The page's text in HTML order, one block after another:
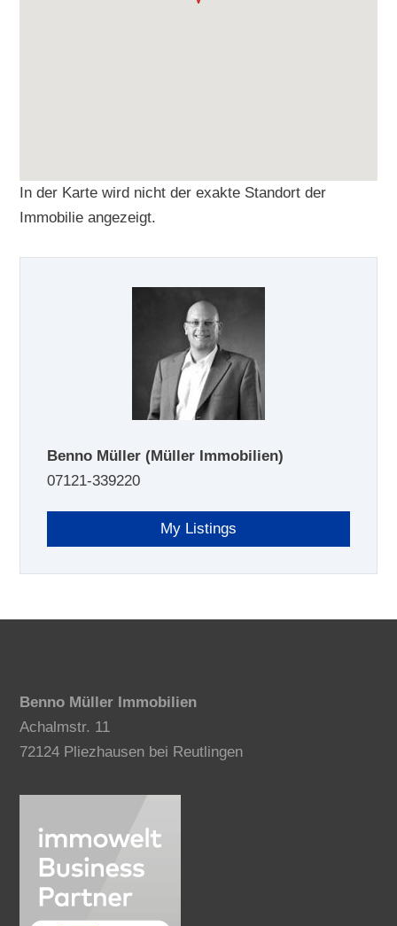
In der Karte wird nicht der exakte Standort der
Immobilie angezeigt.
Benno Müller(Müller Immobilien)
07121-339220
My Listings
Benno Müller Immobilien
Achalmstr. 11
72124 Pliezhausen bei Reutlingen